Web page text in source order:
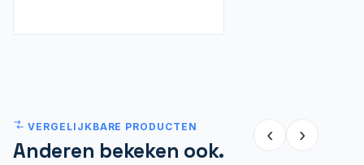
VERGELIJKBARE PRODUCTEN
Anderen bekeken ook.
‹ ›